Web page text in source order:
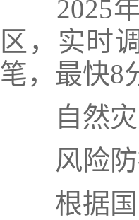
2025
区，实时
笔，最快8
自然
风险
根据